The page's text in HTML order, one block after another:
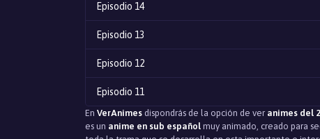
Episodio 14
Episodio 13
Episodio 12
Episodio 11
En VerAnimes dispondrás de la opción de ver animes del
es un anime en sub español muy animado, creado para